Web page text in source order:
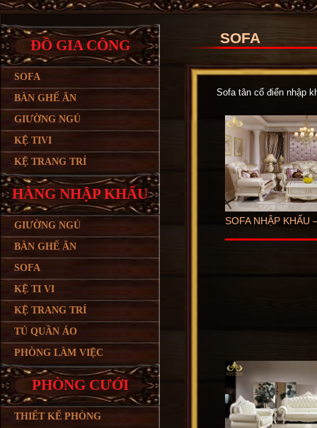
ĐỒ GIA CÔNG
SOFA
BÀN GHẾ ĂN
GIƯỜNG NGỦ
KỆ TIVI
KỆ TRANG TRÍ
HÀNG NHẬP KHẨU
GIƯỜNG NGỦ
BÀN GHẾ ĂN
SOFA
KỆ TI VI
KỆ TRANG TRÍ
TỦ QUẦN ÁO
PHÒNG LÀM VIỆC
PHÒNG CƯỚI
THIẾT KẾ PHÒNG
SOFA
Sofa tân cổ điển nhập
SOFA NHẬP KHẨU